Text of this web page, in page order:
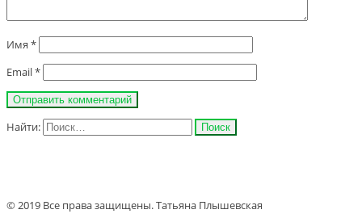
Имя *
Email*
Найти:
© 2019 Все права защищены. Татьяна Плышевская